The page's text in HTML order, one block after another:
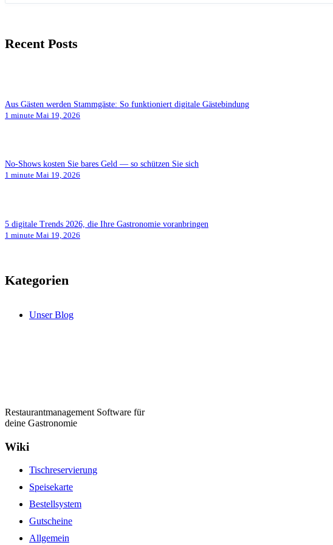
Recent Posts
Aus Gästen werden Stammgäste: So funktioniert digitale Gästebindung
1 minute Mai 19, 2026
No-Shows kosten Sie bares Geld — so schützen Sie sich
1 minute Mai 19, 2026
5 digitale Trends 2026, die Ihre Gastronomie voranbringen
1 minute Mai 19, 2026
Kategorien
Unser Blog
Restaurantmanagement Software für
deine Gastronomie
Wiki
Tischreservierung
Speisekarte
Bestellsystem
Gutscheine
Allgemein